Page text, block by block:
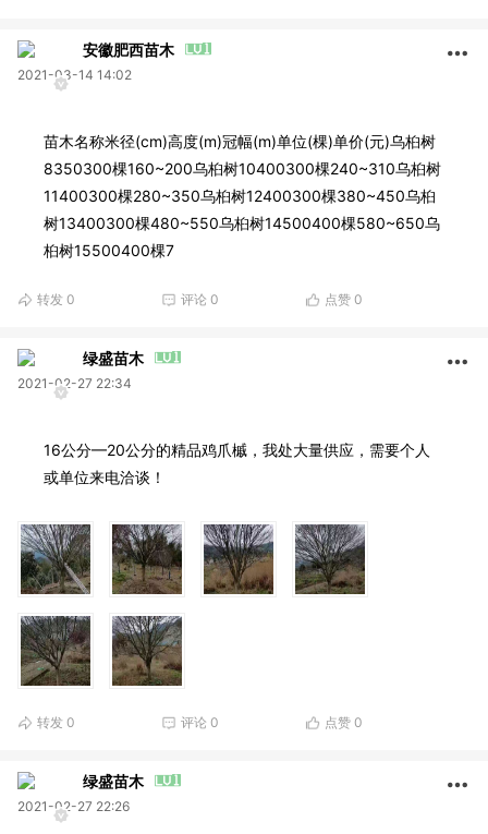
安徽肥西苗木
2021-03-14 14:02
苗木名称米径(cm)高度(m)冠幅(m)单位(棵)单价(元)乌桕树
8350300棵160~200乌桕树10400300棵240~310乌桕树
11400300棵280~350乌桕树12400300棵380~450乌桕
树13400300棵480~550乌桕树14500400棵580~650乌
桕树15500400棵7
转发 0 评论 0 点赞 0
绿盛苗木
2021-02-27 22:34
16公分—20公分的精品鸡爪槭，我处大量供应，需要个人
或单位来电洽谈！
转发 0 评论 0 点赞 0
绿盛苗木
2021-02-27 22:26